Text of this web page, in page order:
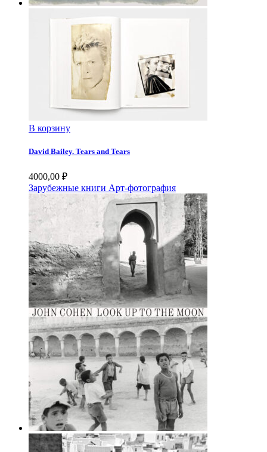
В корзину
David Bailey. Tears and Tears
4000,00 ₽
Зарубежные книги Арт-фотография